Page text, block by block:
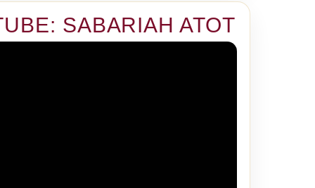
SABARIAH ATOT